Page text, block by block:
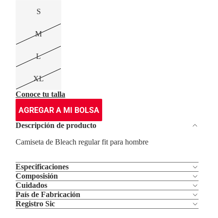
S
M
L
XL
Conoce tu talla
AGREGAR A MI BOLSA
Descripción de producto
Camiseta de Bleach regular fit para hombre
Especificaciones
Composisión
Cuidados
País de Fabricación
Registro Sic